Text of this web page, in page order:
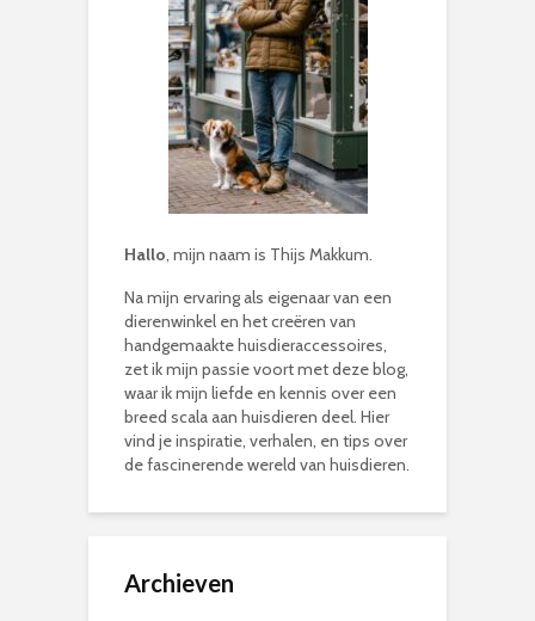
Hallo, mijn naam is Thijs Makkum.
Na mijn ervaring als eigenaar van een
dierenwinkel en het creëren van
handgemaakte huisdieraccessoires,
zet ik mijn passie voort met deze blog,
waar ik mijn liefde en kennis over een
breed scala aan huisdieren deel. Hier
vind je inspiratie, verhalen, en tips over
de fascinerende wereld van huisdieren.
Archieven